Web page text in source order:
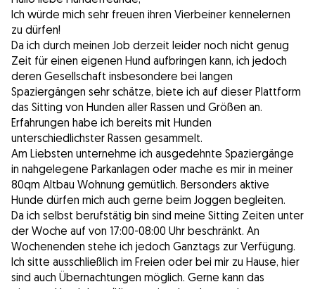
Ich würde mich sehr freuen ihren Vierbeiner kennelernen
zu dürfen!
Da ich durch meinen Job derzeit leider noch nicht genug
Zeit für einen eigenen Hund aufbringen kann, ich jedoch
deren Gesellschaft insbesondere bei langen
Spaziergängen sehr schätze, biete ich auf dieser Plattform
das Sitting von Hunden aller Rassen und Größen an.
Erfahrungen habe ich bereits mit Hunden
unterschiedlichster Rassen gesammelt.
Am Liebsten unternehme ich ausgedehnte Spaziergänge
in nahgelegene Parkanlagen oder mache es mir in meiner
80qm Altbau Wohnung gemütlich. Bersonders aktive
Hunde dürfen mich auch gerne beim Joggen begleiten.
Da ich selbst berufstätig bin sind meine Sitting Zeiten unter
der Woche auf von 17:00-08:00 Uhr beschränkt. An
Wochenenden stehe ich jedoch Ganztags zur Verfügung.
Ich sitte ausschließlich im Freien oder bei mir zu Hause, hier
sind auch Übernachtungen möglich. Gerne kann das